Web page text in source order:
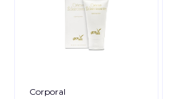
Corporal